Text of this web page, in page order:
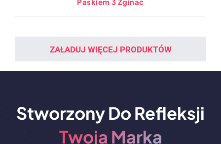
ZAŁADUJ WIĘCEJ PRODUKTÓW
Stworzony Do Refleksji
Twoja Marka